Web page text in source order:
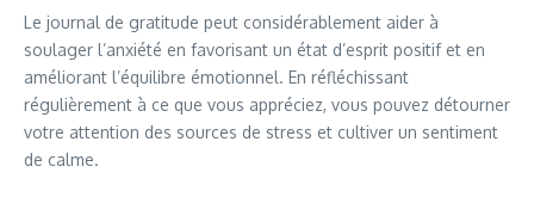
Le journal de gratitude peut considérablement aider à
soulager l’anxiété en favorisant un état d’esprit positif et en
améliorant l’équilibre émotionnel. En réfléchissant
régulièrement à ce que vous appréciez, vous pouvez détourner
votre attention des sources de stress et cultiver un sentiment
de calme.